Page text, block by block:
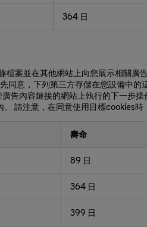
364 日
案並在其他網站上向您展示相關廣
意，下列第三方存儲在您設備中
告內容鏈接的網站上執行的下一步
請注意，在同意使用目標cookies時
壽命
89 日
364 日
399 日